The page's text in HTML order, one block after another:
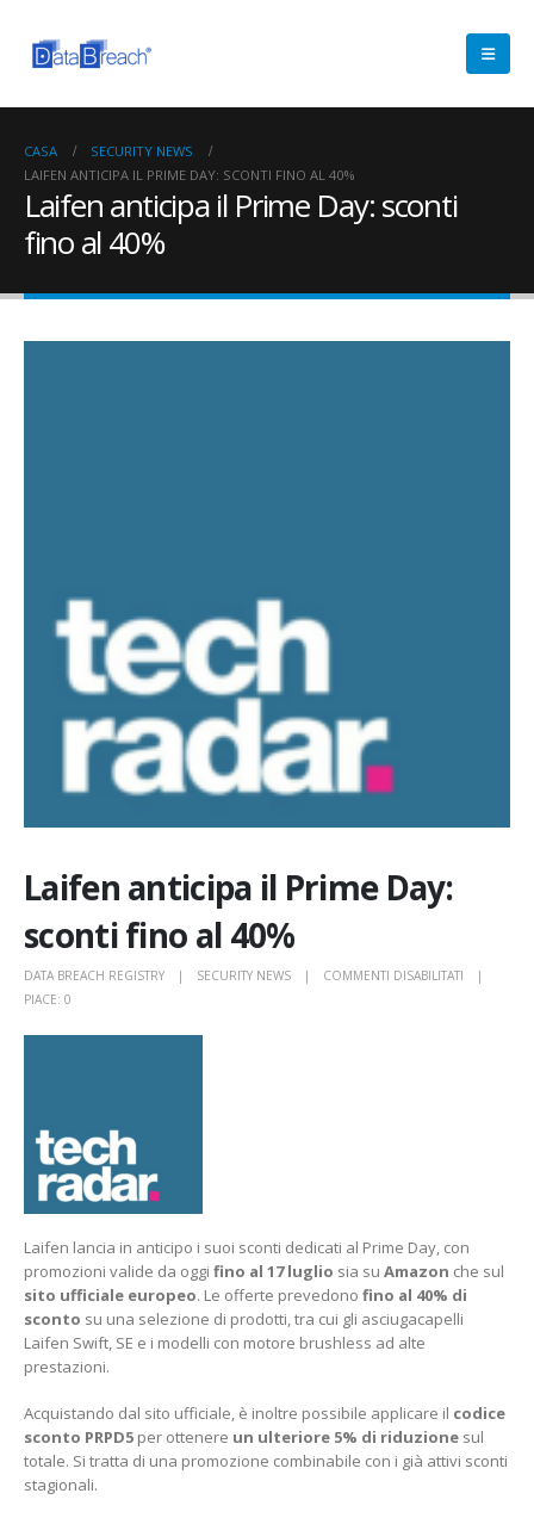
CASA
SECURITY NEWS
LAIFEN ANTICIPA IL PRIME DAY: SCONTI FINO AL 40%
Laifen anticipa il Prime Day: sconti
fino al 40%
Laifen anticipa il Prime Day:
sconti fino al 40%
DATA BREACH REGISTRY SECURITY NEWS COMMENTI DISABILITATI
PIACE: 0
Laifen lancia in anticipo i suoi sconti dedicati al Prime Day, con
promozioni valide da oggi fino al 17 luglio sia su Amazon che sul
sito ufficiale europeo. Le offerte prevedono fino al 40% di
sconto su una selezione di prodotti, tra cui gli asciugacapelli
Laifen Swift, SE e i modelli con motore brushless ad alte
prestazioni.
Acquistando dal sito ufficiale, è inoltre possibile applicare il codice
sconto PRPD5 per ottenere un ulteriore 5% di riduzione sul
totale. Si tratta di una promozione combinabile con i già attivi sconti
stagionali.